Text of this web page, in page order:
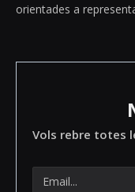
orientades a
Vols rebre totes